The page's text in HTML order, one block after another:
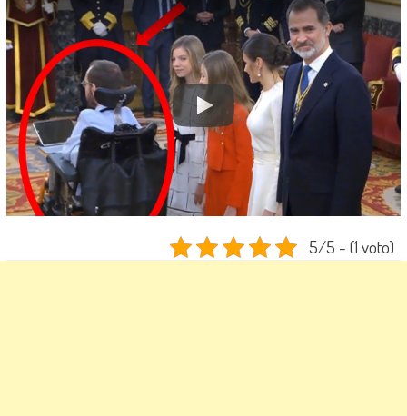
5/5 - (1 voto)